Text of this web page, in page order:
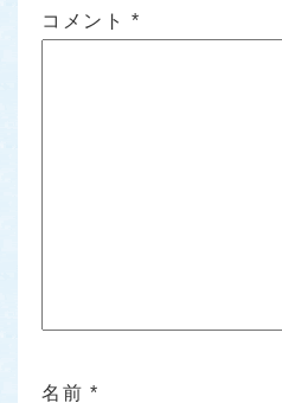
コメント *
名前 *